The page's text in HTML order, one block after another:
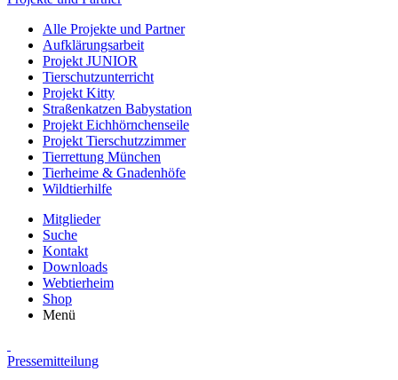
Alle Projekte und Partner
Aufklärungsarbeit
Projekt JUNIOR
Tierschutzunterricht
Projekt Kitty
Straßenkatzen Babystation
Projekt Eichhörnchenseile
Projekt Tierschutzzimmer
Tierrettung München
Tierheime & Gnadenhöfe
Wildtierhilfe
Mitglieder
Suche
Kontakt
Downloads
Webtierheim
Shop
Menü
Pressemitteilung